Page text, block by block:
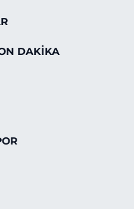
DAKİKA